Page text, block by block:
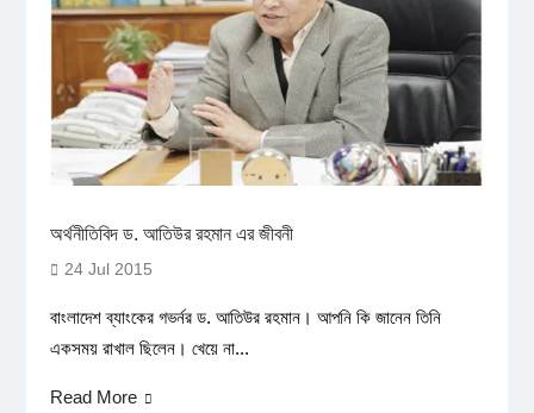
অর্থনীতিবিদ ড. আতিউর রহমান এর জীবনী
24 Jul 2015
বাংলাদেশ ব্যাংকের গভর্নর ড. আতিউর রহমান। আপনি কি জানেন তিনি
একসময় রাখাল ছিলেন। খেয়ে না...
Read More